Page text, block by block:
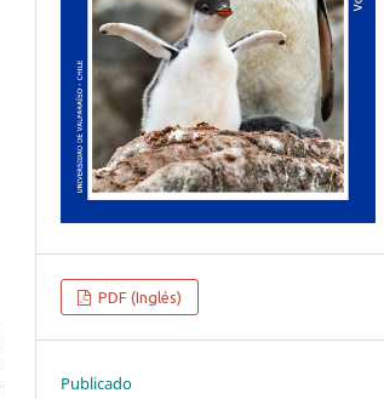
PDF (Inglés)
Publicado